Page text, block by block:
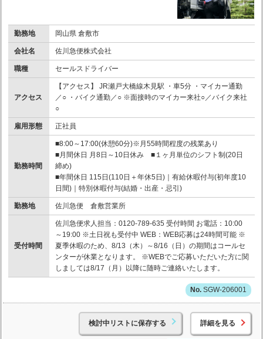
勤務地 岡山県 倉敷市
会社名 佐川急便株式会社
職種 セールスドライバー
アクセス
【アクセス】 JR瀬戸大橋線木見駅 ・車5分 ・マイカー通勤
／○ ・バイク通勤／○ ※面接時のマイカー来社○／バイク来社
○
雇用形態 正社員
勤務時間
■8:00～17:00(休憩60分)※月55時間程度の残業あり
■月間休日 月8日～10日休み ■１ヶ月単位のシフト制(20日
締め)
■年間休日 115日(110日＋年休5日)｜有給休暇付与(初年度10
日間)｜特別休暇付与(結婚・出産・忌引)
勤務地 佐川急便 倉敷営業所
受付時間
佐川急便求人担当：0120-789-635 受付時間 お電話：10:00
～19:00 ※土日祝も受付中 WEB：WEB応募は24時間可能 ※
夏季休暇のため、8/13（木）～8/16（日）の期間はコールセ
ンターが休業となります。 ※WEBでご応募いただいた方に関
しましては8/17（月）以降に随時ご連絡いたします。
SGW-206001
検討中リストに保存する 詳細を見る